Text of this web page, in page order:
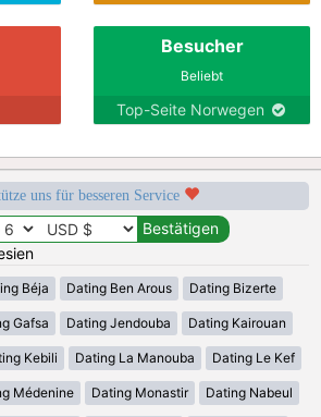
Besucher
Beliebt
Top-Seite Norwegen
uns für besseren Service
Béja Dating Ben Arous Dating Bizerte
Gafsa Dating Jendouba Dating Kairouan
Kebili Dating La Manouba Dating Le Kef
Médenine Dating Monastir Dating Nabeul